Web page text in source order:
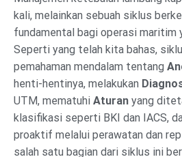
kali, melainkan sebuah siklus
fundamental bagi operasi maritim
Seperti yang telah kita bahas,
pemahaman mendalam tentang
henti-hentinya, melakukan
UTM, mematuhi Aturan yang
klasifikasi seperti BKI dan IACS,
proaktif melalui perawatan dan
salah satu bagian dari siklus ini